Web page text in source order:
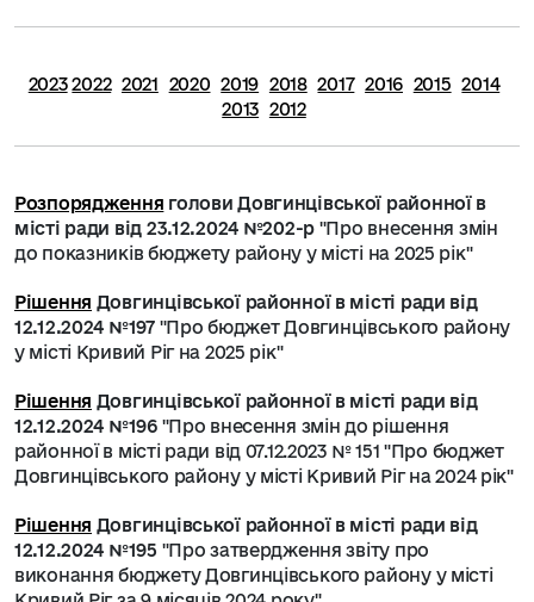
2023 2022 2021 2020 2019 2018 2017 2016 2015 2014
2013 2012
Розпорядження голови Довгинцівської районної в
місті ради від 23.12.2024 №202-р "Про внесення змін
до показників бюджету району у місті на 2025 рік"
Рішення Довгинцівської районної в місті ради від
12.12.2024 №197"Про бюджет Довгинцівського району
у місті Кривий Ріг на 2025 рік"
Рішення Довгинцівської районної в місті ради від
12.12.2024 №196"Про внесення змін до рішення
районної в місті ради від 07.12.2023 № 151 "Про бюджет
Довгинцівського району у місті Кривий Ріг на 2024 рік"
Рішення Довгинцівської районної в місті ради від
12.12.2024 №195 "Про затвердження звіту про
виконання бюджету Довгинцівського району у місті